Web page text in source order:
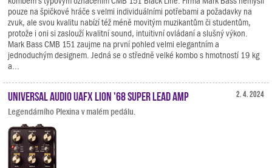
pouze na špičkové hráče s velmi individuálními potřebami a požadavky na
zvuk, ale svou kvalitu nabízí též méně movitým muzikantům či studentům,
protože i oni si zaslouží kvalitní sound, intuitivní ovládaní a slušný výkon.
Mark Bass CMB 151 zaujme na první pohled velmi elegantním a
jednoduchým designem. Jedná se o středně velké kombo s hmotností 19 kg
a...
2. 4. 2024
Universal Audio UAFX Lion '68 Super Lead Amp
Legendárního Plexina v malém pedálu.